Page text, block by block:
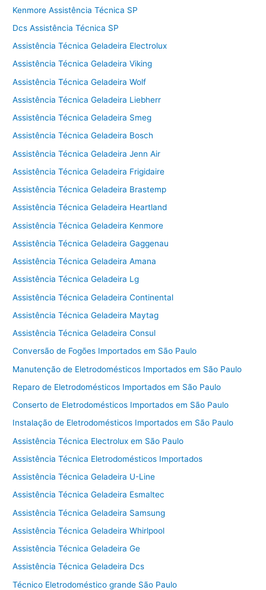
Kenmore Assistência Técnica SP
Dcs Assistência Técnica SP
Assistência Técnica Geladeira Electrolux
Assistência Técnica Geladeira Viking
Assistência Técnica Geladeira Wolf
Assistência Técnica Geladeira Liebherr
Assistência Técnica Geladeira Smeg
Assistência Técnica Geladeira Bosch
Assistência Técnica Geladeira Jenn Air
Assistência Técnica Geladeira Frigidaire
Assistência Técnica Geladeira Brastemp
Assistência Técnica Geladeira Heartland
Assistência Técnica Geladeira Kenmore
Assistência Técnica Geladeira Gaggenau
Assistência Técnica Geladeira Amana
Assistência Técnica Geladeira Lg
Assistência Técnica Geladeira Continental
Assistência Técnica Geladeira Maytag
Assistência Técnica Geladeira Consul
Conversão de Fogões Importados em São Paulo
Manutenção de Eletrodomésticos Importados em São Paulo
Reparo de Eletrodomésticos Importados em São Paulo
Conserto de Eletrodomésticos Importados em São Paulo
Instalação de Eletrodomésticos Importados em São Paulo
Assistência Técnica Electrolux em São Paulo
Assistência Técnica Eletrodomésticos Importados
Assistência Técnica Geladeira U-Line
Assistência Técnica Geladeira Esmaltec
Assistência Técnica Geladeira Samsung
Assistência Técnica Geladeira Whirlpool
Assistência Técnica Geladeira Ge
Assistência Técnica Geladeira Dcs
Técnico Eletrodoméstico grande São Paulo